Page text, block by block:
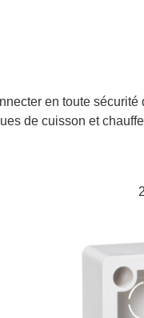
en toute
de cuisson et